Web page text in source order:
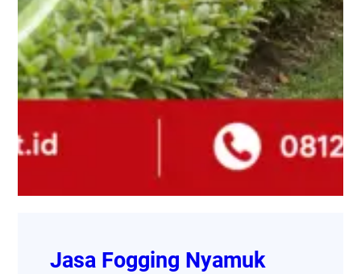
Jasa Fogging Nyamuk